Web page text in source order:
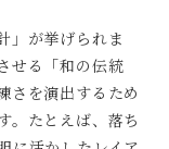
」が挙げられま
せる「和の伝統
さを演出するため
。たとえば、落ち